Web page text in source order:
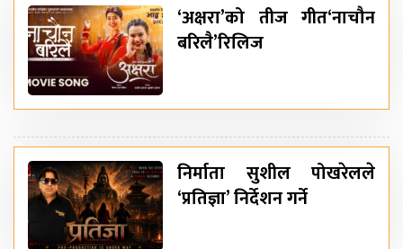
‘अक्षरा’को तीज गीत‘नाचौन
बरिलै’रिलिज
निर्माता सुशील पोखरेलले
‘प्रतिज्ञा’ निर्देशन गर्ने